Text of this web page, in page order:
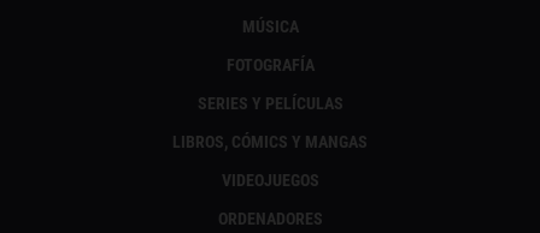
MÚSICA
FOTOGRAFÍA
SERIES Y PELÍCULAS
LIBROS, CÓMICS Y MANGAS
VIDEOJUEGOS
ORDENADORES